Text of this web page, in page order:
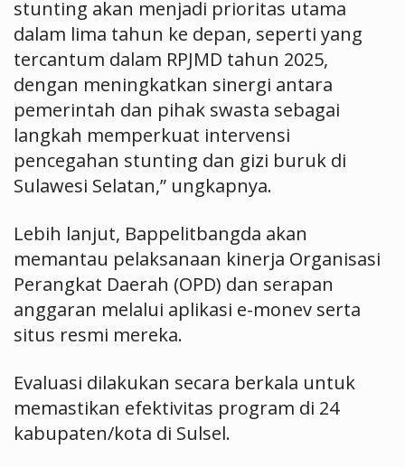
stunting akan menjadi prioritas utama
dalam lima tahun ke depan, seperti yang
tercantum dalam RPJMD tahun 2025,
dengan meningkatkan sinergi antara
pemerintah dan pihak swasta sebagai
langkah memperkuat intervensi
pencegahan stunting dan gizi buruk di
Sulawesi Selatan,” ungkapnya.
Lebih lanjut, Bappelitbangda akan
memantau pelaksanaan kinerja Organisasi
Perangkat Daerah (OPD) dan serapan
anggaran melalui aplikasi e-monev serta
situs resmi mereka.
Evaluasi dilakukan secara berkala untuk
memastikan efektivitas program di 24
kabupaten/kota di Sulsel.